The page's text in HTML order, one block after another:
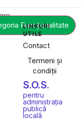
Funcționalitate
LINKURI
UTILE
Contact
Termeni și
condiții
S.O.S.
pentru
administrația
publică
locală